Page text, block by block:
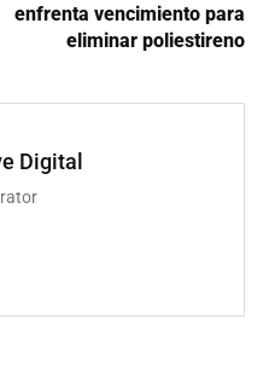
enfrenta vencimiento para
eliminar poliestireno
Digital